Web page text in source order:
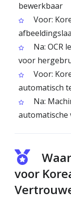
bewerkbaar
Voor:
Na: OCR
voor
Voor:
automatisch
Na:
voor